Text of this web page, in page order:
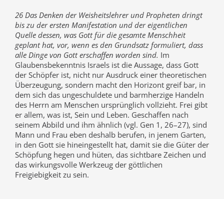
26 Das Denken der Weisheitslehrer und Propheten dringt
bis zu der ersten Manifestation und der eigentlichen
Quelle dessen, was Gott für die gesamte Menschheit
geplant hat, vor, wenn es den Grundsatz formuliert, dass
alle Dinge von Gott erschaffen worden sind. Im
Glaubensbekenntnis Israels ist die Aussage, dass Gott
der Schöpfer ist, nicht nur Ausdruck einer theoretischen
Überzeugung, sondern macht den Horizont greif bar, in
dem sich das ungeschuldete und barmherzige Handeln
des Herrn am Menschen ursprünglich vollzieht. Frei gibt
er allem, was ist, Sein und Leben. Geschaffen nach
seinem Abbild und ihm ähnlich (vgl. Gen 1, 26–27), sind
Mann und Frau eben deshalb berufen, in jenem Garten,
in den Gott sie hineingestellt hat, damit sie die Güter der
Schöpfung hegen und hüten, das sichtbare Zeichen und
das wirkungsvolle Werkzeug der göttlichen
Freigiebigkeit zu sein.